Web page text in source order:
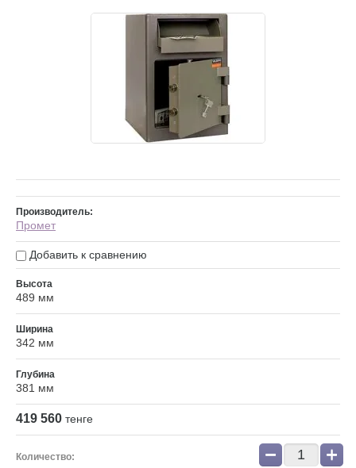
Производитель:
Промет
Добавить к сравнению
Высота
489 мм
Ширина
342 мм
Глубина
381 мм
419 560 тенге
Количество: − +